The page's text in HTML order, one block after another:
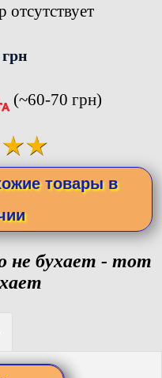
отсутствует
(~60-70 грн)
товары в
не бухает - тот